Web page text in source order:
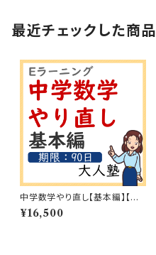
最近チェックした商品
中学数学やり直し【基本編】【期
限：90日】
¥16,500